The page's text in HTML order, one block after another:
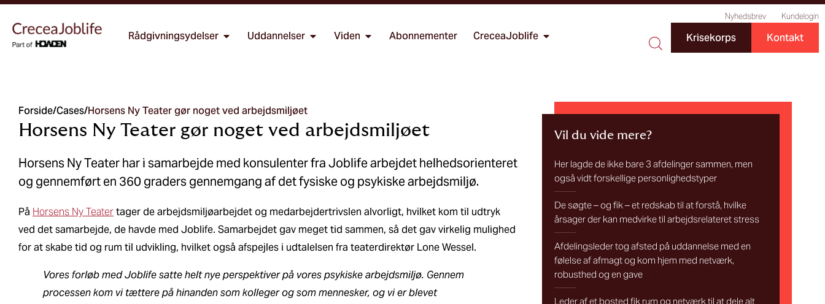
Nyhedsbrev Kundelogin
Rådgivningsydelser Uddannelser Viden Abonnementer CreceaJoblife Krisekorps Kontakt
Forside/Cases/Horsens Ny Teater gør noget ved arbejdsmiljøet
Horsens Ny Teater gør noget ved arbejdsmiljøet
Horsens Ny Teater har i samarbejde med konsulenter fra Joblife arbejdet helhedsorienteret
og gennemført en 360 graders gennemgang af det fysiske og psykiske arbejdsmiljø.
På Horsens Ny Teatertager de arbejdsmiljøarbejdet og medarbejdertrivslen alvorligt, hvilket kom til udtryk
ved det samarbejde, de havde med Joblife. Samarbejdet gav meget tid sammen, så det gav virkelig mulighed
for at skabe tid og rum til udvikling, hvilket også afspejles i udtalelsen fra teaterdirektør Lone Wessel.
Vores forløb med Joblife satte helt nye perspektiver på vores psykiske arbejdsmiljø. Gennem
processen kom vi tættere på hinanden som kolleger og som mennesker, og vi er blevet
Vil du vide mere?
Her lagde de ikke bare 3 afdelinger sammen, men
også vidt forskellige personlighedstyper
De søgte – og fik – et redskab til at forstå, hvilke
årsager der kan medvirke til arbejdsrelateret stress
Afdelingsleder tog afsted på uddannelse med en
følelse af afmagt og kom hjem med netværk,
robusthed og en gave
Leder af et bosted fik rum og netværk til at dele alt